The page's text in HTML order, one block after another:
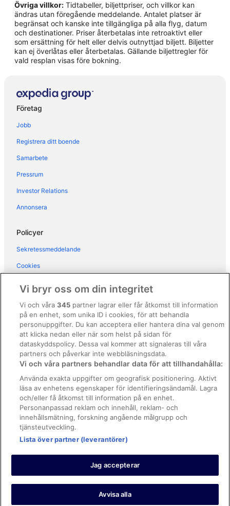
Hotell i närheten av Almedal spårvagnshållplats
Hotell i Göteborg
Hotell i Hisings Backa
Hotell i närheten av Medicinaregatan spårvagnshållplats
Hotell i Mölndal
Hotell i Inom Vallgraven
Hotell i Johanneberg
Hotell i Krokslätt
Hotell i Kyrkbyn
Hotell i Landala
Hotell i Lillhagen
Hotell i Lorensberg
Hotell i Lundby
Hotell i närheten av Nya Ullevi
Hotell i Olskroken
Hotell i Örgryte
Hotell i närheten av Sahlgrenska universitetssjukhuset
Hotell i närheten av Scandinavium
Hotell i Stampen
Hotell i Stora Billingen
Hotell i närheten av Svenska mässan
3-Stjärniga hotell i Gamlestaden
3-Stjärniga hotell i Haga
3-Stjärniga hotell i Lindholmen
Hotell i närheten av Universeum
Fjällstugor i Västra Götalands län
Gårdar i Västra Götalands län
Hotell i Västra Götalands län
Övriga villkor: Tidtabeller, biljettpriser, och villkor kan
ändras utan föregående meddelande. Antalet platser är
begränsat och kanske inte tillgängliga på alla flyg, datum
och destinationer. Priser återbetalas inte retroaktivt eller
som ersättning för helt eller delvis outnyttjad biljett. Biljetter
kan ej överlåtas eller återbetalas. Gällande biljettregler för
vald resplan visas före bokning.
Företag
Jobb
Registrera ditt boende
Samarbete
Pressrum
Investor Relations
Annonsera
Policyer
Sekretessmeddelande
Cookies
Regler och villkor för Vrbo
Tillgänglighetsanpassning
Juridisk information/Kontakta oss
Riktlinjer för innehåll och anmäla innehåll
Hjälp
Kontakta oss
Avboka eller ändra din bokning
Boka ett flyg med flygbolagskredit
Återbetalningsprocess och tidslinjer
© 2026 Expedia, Inc., ett företag inom Expedia Group.
https://www.expediagroup.com/ Med ensamrätt. MrJet är ett
varumärke eller registrerat varumärke som tillhör Expedia, Inc.
Vi bryr oss om din integritet
Vi och våra345 partner lagrar eller får åtkomst till information
på en enhet, som unika ID i cookies, för att behandla
personuppgifter. Du kan acceptera eller hantera dina val genom
att klicka nedan eller när som helst på sidan för
dataskyddspolicy. Dessa val kommer att signaleras till våra
partners och påverkar inte webbläsningsdata.
Vi och våra partners behandlar data för att tillhandahålla:
Använda exakta uppgifter om geografisk positionering. Aktivt
läsa av enhetens egenskaper för identifieringsändamål. Lagra
och/eller få åtkomst till information på en enhet.
Personanpassad reklam och innehåll, reklam- och
innehållsmätning, forskning angående målgrupp och
tjänsteutveckling.
Lista över partner (leverantörer)
Jag accepterar
Avvisa alla